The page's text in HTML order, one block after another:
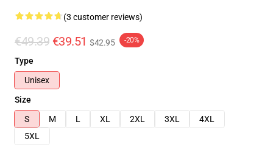
(3 customer reviews)
€49.39 €39.51 $42.95 -20%
Type
Unisex
Size
S
M L XL 2XL 3XL
4XL
5XL